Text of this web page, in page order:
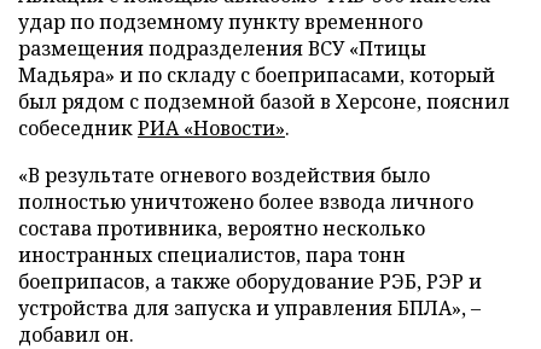
удар по подземному пункту временного
размещения подразделения ВСУ «Птицы
Мадьяра» и по складу с боеприпасами, который
был рядом с подземной базой в Херсоне, пояснил
собеседникРИА «Новости».
«В результате огневого воздействия было
полностью уничтожено более взвода личного
состава противника, вероятно несколько
иностранных специалистов, пара тонн
боеприпасов, а также оборудование РЭБ, РЭР и
устройства для запуска и управления БПЛА», –
добавил он.